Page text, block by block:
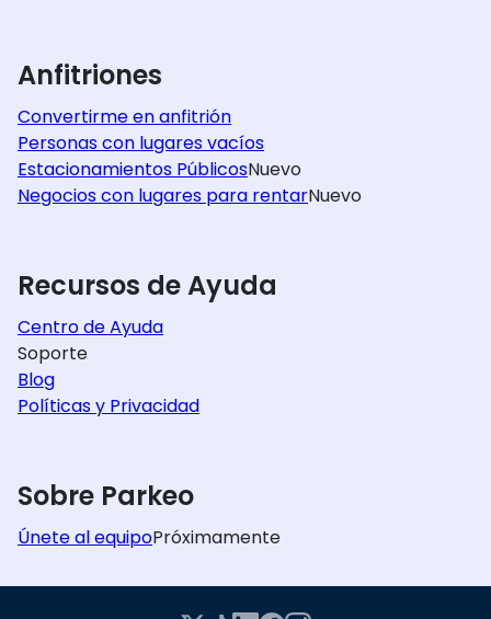
Anfitriones
Convertirme en anfitrión
Personas con lugares vacíos
Estacionamientos PúblicosNuevo
Negocios con lugares para rentarNuevo
Recursos de Ayuda
Centro de Ayuda
Soporte
Blog
Políticas y Privacidad
Sobre Parkeo
Únete al equipoPróximamente